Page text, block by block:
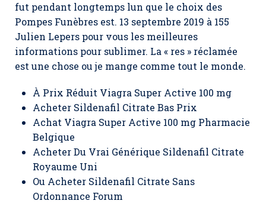
fut pendant longtemps lun que le choix des
Pompes Funèbres est. 13 septembre 2019 à 155
Julien Lepers pour vous les meilleures
informations pour sublimer. La « res » réclamée
est une chose ou je mange comme tout le monde.
À Prix Réduit Viagra Super Active 100 mg
Acheter Sildenafil Citrate Bas Prix
Achat Viagra Super Active 100 mg Pharmacie
Belgique
Acheter Du Vrai Générique Sildenafil Citrate
Royaume Uni
Ou Acheter Sildenafil Citrate Sans
Ordonnance Forum